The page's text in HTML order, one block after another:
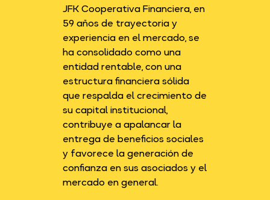
JFK Cooperativa Financiera, en
59 años de trayectoria y
experiencia en el mercado, se
ha consolidado como una
entidad rentable, con una
estructura financiera sólida
que respalda el crecimiento de
su capital institucional,
contribuye a apalancar la
entrega de beneficios sociales
y favorece la generación de
confianza en sus asociados y el
mercado en general.